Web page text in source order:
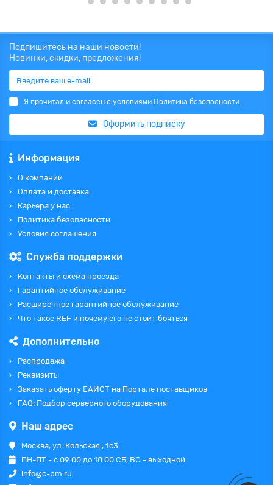
Подпишитесь на наши новости!
Новинки, скидки, предложения!
Я прочитал и согласен с условиями Политика безопасности
Оформить подписку
Информация
О компании
Оплата и доставка
Карьера у нас
Политика безопасности
Условия соглашения
Служба поддержки
Контакты и схема проезда
Гарантийное обслуживание
Расширенное гарантийное обслуживание
Что такое REF и почему его не стоит бояться
Дополнительно
Распродажа
Реквизиты
Заказать оферту ЕАИСТ на Портале поставщиков
FAQ: Подбор серверного оборудования
Наш адрес
Москва, ул. Кольская , 1с3
ПН-ПТ - с 09:00 до 18:00 СБ, ВС - выходной
info@c-bm.ru